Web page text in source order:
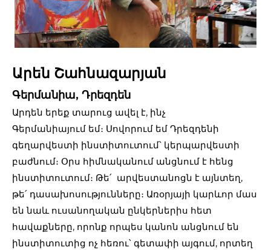
Արեն Շահնազարյան
Գերմանիա, Դրեզդեն
Արդեն երեք տարուց ավել է, ինչ
Գերմանիայում եմ։ Սովորում եմ Դրեզդենի
գեղարվեստի ինստիտուտում՝ կերպարվեստի
բաժնում։ Օրս հիմնականում անցնում է հենց
ինստիտուտում։ Թե՛ արվեստանոցն է այնտեղ,
թե՛ դասախոսությունները։ Առօրյայի կարևոր մաս
են նաև ուսանողական ընկերներիս հետ
հավաքները, որոնք որպես կանոն անցնում են
ինստիտուտից ոչ հեռու՝ գետափի այգում, որտեղ